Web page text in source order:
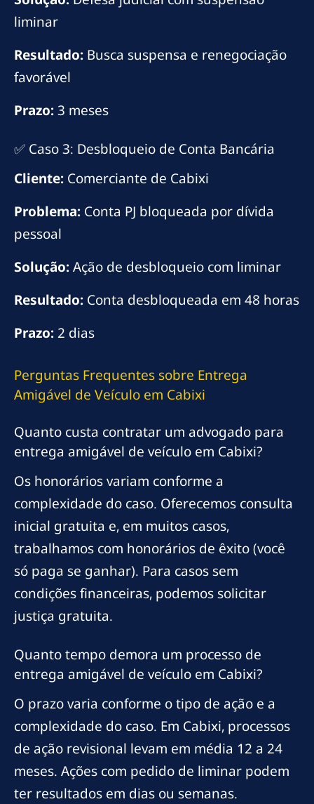
liminar
Resultado: Busca suspensa e renegociação
favorável
Prazo:3 meses
✅ Caso 3: Desbloqueio de Conta Bancária
Cliente: Comerciante de Cabixi
Problema: Conta PJ bloqueada por dívida
pessoal
Solução:Ação de desbloqueio com liminar
Resultado: Conta desbloqueada em 48 horas
Prazo: 2 dias
Perguntas Frequentes sobre Entrega
Amigável de Veículo em Cabixi
Quanto custa contratar um advogado para
entrega amigável de veículo em Cabixi?
Os honorários variam conforme a
complexidade do caso. Oferecemos consulta
inicial gratuita e, em muitos casos,
trabalhamos com honorários de êxito (você
só paga se ganhar). Para casos sem
condições financeiras, podemos solicitar
justiça gratuita.
Quanto tempo demora um processo de
entrega amigável de veículo em Cabixi?
O prazo varia conforme o tipo de ação e a
complexidade do caso. Em Cabixi, processos
de ação revisional levam em média 12 a 24
meses. Ações com pedido de liminar podem
ter resultados em dias ou semanas.